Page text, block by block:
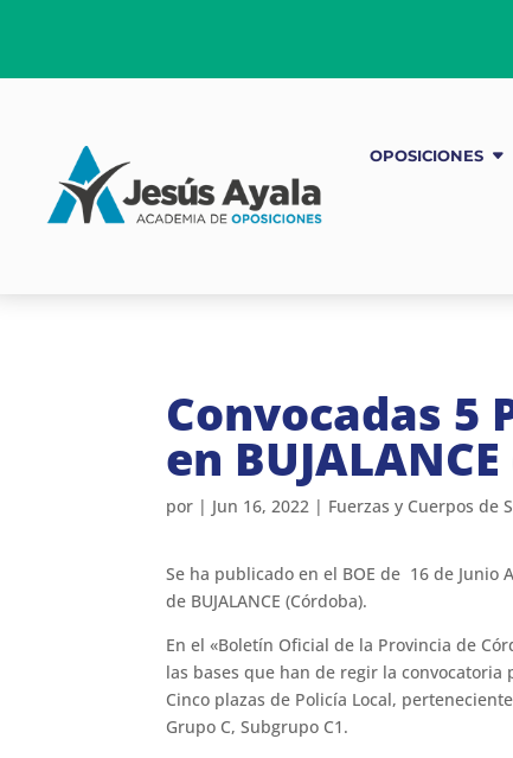
OPOSICIONES
Convocadas 5
en
por | Jun 16, 2022 | Fuerzas y Cuerpos de
Se ha publicado en el BOE de 16 de Junio
de BUJALANCE (Córdoba).
En el «Boletín Oficial de la Provincia de
las bases que han de regir la convocatoria
Cinco plazas de Policía Local,
Grupo C, Subgrupo C1.